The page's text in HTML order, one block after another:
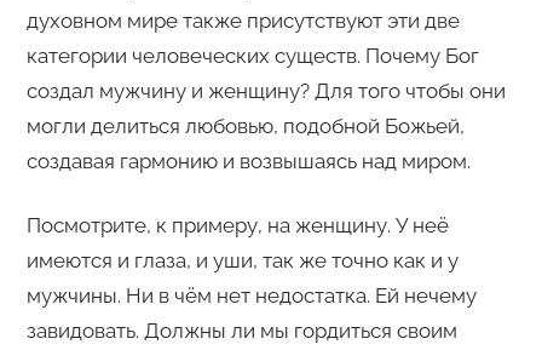
духовном мире также присутствуют эти две
категории человеческих существ. Почему Бог
создал мужчину и женщину? Для того чтобы они
могли делиться любовью, подобной Божьей,
создавая гармонию и возвышаясь над миром.
Посмотрите, к примеру, на женщину. У неё
имеются и глаза, и уши, так же точно как и у
мужчины. Ни в чём нет недостатка. Ей нечему
завидовать. Должны ли мы гордиться своим